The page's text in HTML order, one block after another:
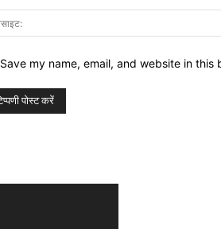
Save my name, email, and website in